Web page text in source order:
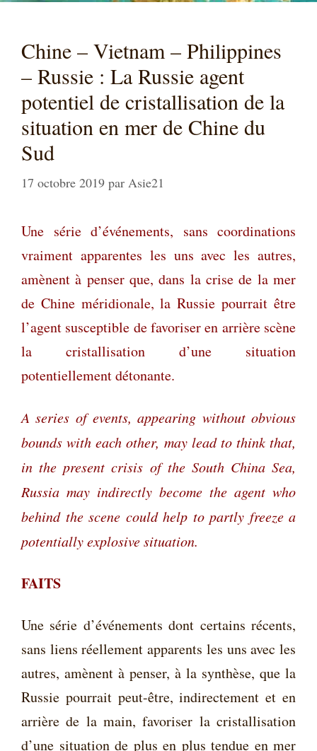
Chine – Vietnam – Philippines
– Russie : La Russie agent
potentiel de cristallisation de la
situation en mer de Chine du
Sud
17 octobre 2019 par Asie21
Une série d’événements, sans coordinations
vraiment apparentes les uns avec les autres,
amènent à penser que, dans la crise de la mer
de Chine méridionale, la Russie pourrait être
l’agent susceptible de favoriser en arrière scène
la cristallisation d’une situation
potentiellement détonante.
A series of events, appearing without obvious
bounds with each other, may lead to think that,
in the present crisis of the South China Sea,
Russia may indirectly become the agent who
behind the scene could help to partly freeze a
potentially explosive situation.
FAITS
Une série d’événements dont certains récents,
sans liens réellement apparents les uns avec les
autres, amènent à penser, à la synthèse, que la
Russie pourrait peut-être, indirectement et en
arrière de la main, favoriser la cristallisation
d’une situation de plus en plus tendue en mer